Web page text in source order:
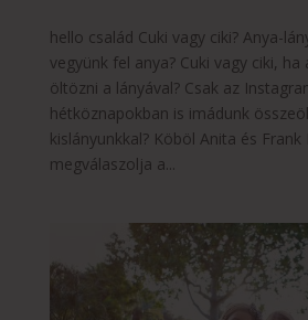
hello család Cuki vagy ciki? Anya-
vegyünk fel anya? Cuki vagy ciki,
öltözni a lányával? Csak az
hétköznapokban is imádunk
kislányunkkal? Köböl Anita és Frank
megválaszolja a...